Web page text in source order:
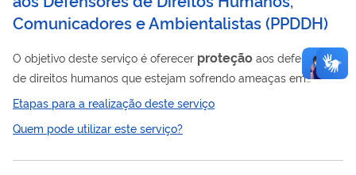
Comunicadores e Ambientalistas(PPDDH)
O objetivo deste serviço é oferecer proteção aos defensores
de direitos humanos que estejam sofrendo ameaças em
decorrência de sua atuação em defesa desses direitos. O
Comunicadores e Ambientalistas (PPDDH) é implementado por
meio da articulação de ações deproteçãojunto às
Etapas para a realização deste serviço
Quem pode utilizar este serviço?